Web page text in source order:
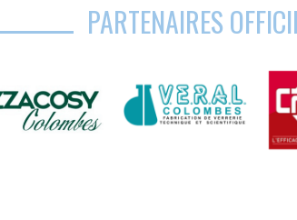
PARTENAIRES